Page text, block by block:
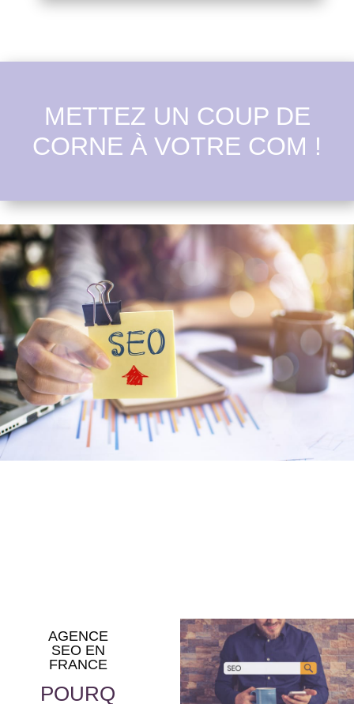
METTEZ UN COUP DE
CORNE À VOTRE COM !
AGENCE
SEO EN
FRANCE
POURQ